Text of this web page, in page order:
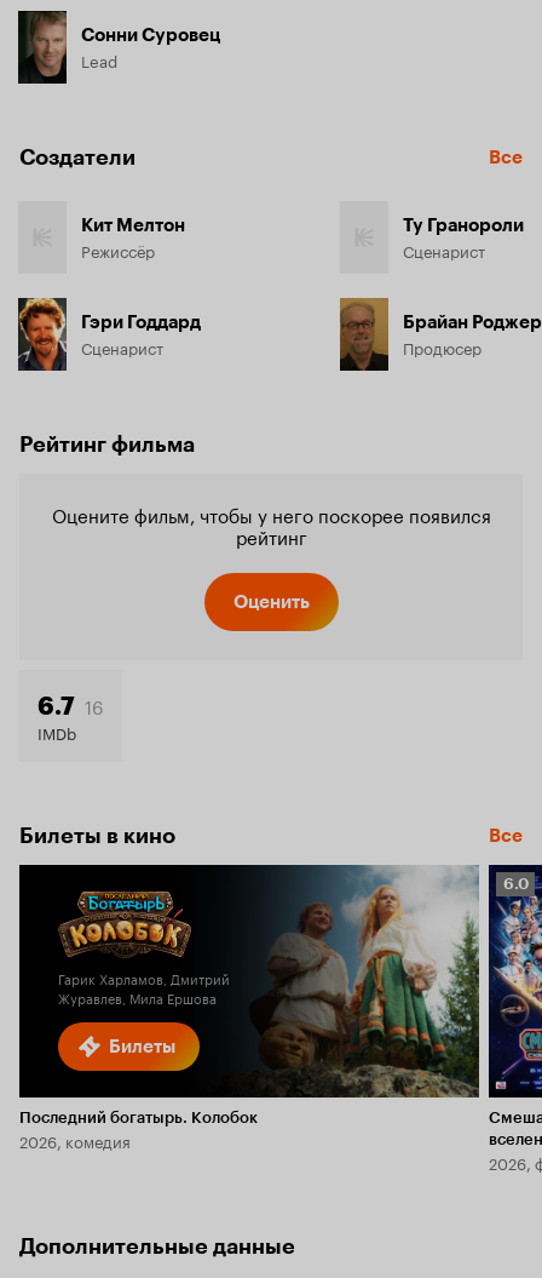
Сонни Суровец
Lead
Создатели Все
Кит Мелтон
Режиссёр
Гэри Годдард
Сценарист
Ту Гранороли
Сценарист
Брайан
Продюсер
Рейтинг фильма
Оцените фильм, чтобы у него поскорее появился
рейтинг
Оценить
6.7 16
IMDb
Билеты в кино Все
Билеты
Гарик Харламов, Дмитрий
Журавлев, Мила Ершова
Последний богатырь. Колобок
2026, комедия
6.0
6.0
2026,
Дополнительные данные